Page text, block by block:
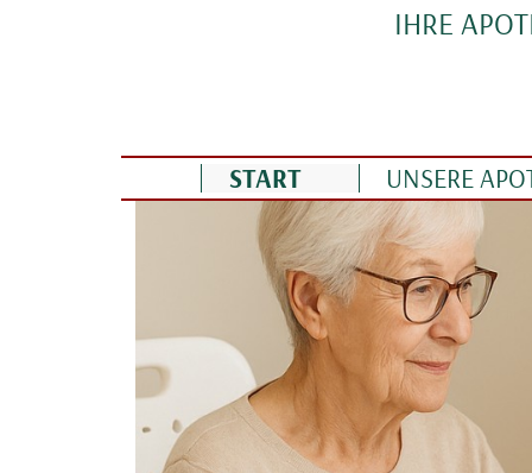
IHRE
Linden Apotheke
START UNSERE